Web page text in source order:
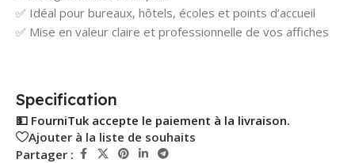
✅ Idéal pour bureaux, hôtels, écoles et points d’accueil
✅ Mise en valeur claire et professionnelle de vos affiches
Specification
💵 FourniTuk accepte le paiement à la livraison.
Ajouter à la liste de souhaits
Partager :